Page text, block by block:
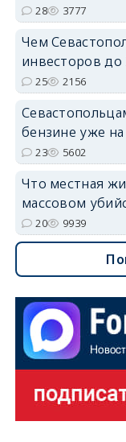
28 3777
Чем
инвесторов до
25 2156
бензине уже
23 5602
Что местная
массовом
20 9939